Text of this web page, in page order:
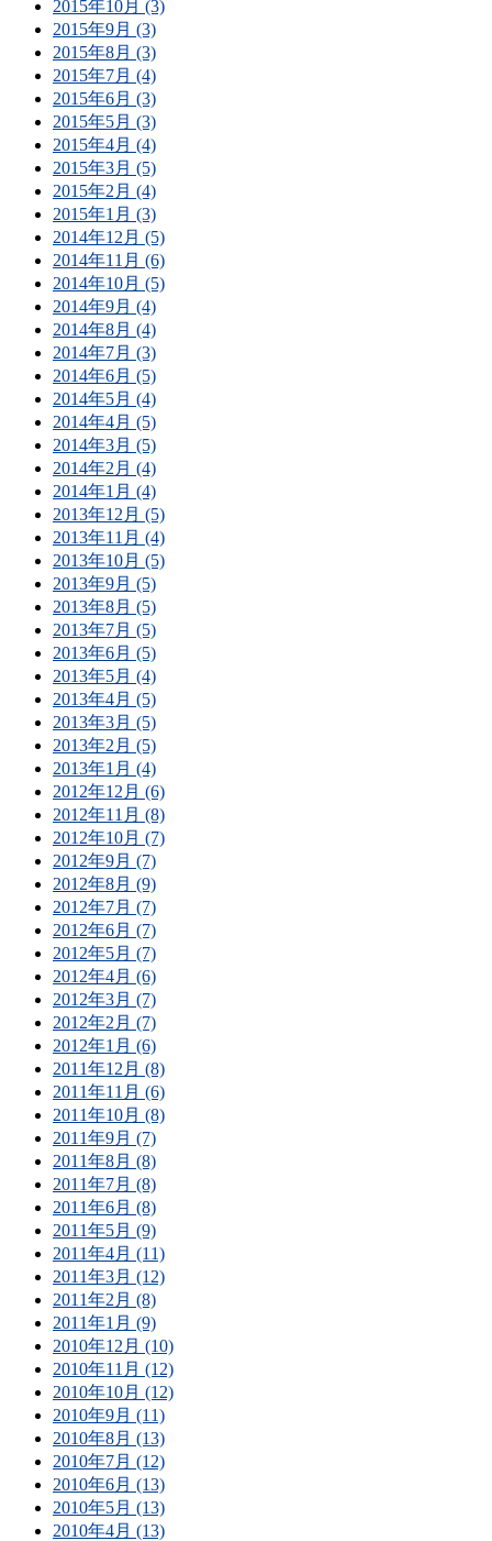
2015年10月 (3)
2015年9月 (3)
2015年8月 (3)
2015年7月 (4)
2015年6月 (3)
2015年5月 (3)
2015年4月 (4)
2015年3月 (5)
2015年2月 (4)
2015年1月 (3)
2014年12月 (5)
2014年11月 (6)
2014年10月 (5)
2014年9月 (4)
2014年8月 (4)
2014年7月 (3)
2014年6月 (5)
2014年5月 (4)
2014年4月 (5)
2014年3月 (5)
2014年2月 (4)
2014年1月 (4)
2013年12月 (5)
2013年11月 (4)
2013年10月 (5)
2013年9月 (5)
2013年8月 (5)
2013年7月 (5)
2013年6月 (5)
2013年5月 (4)
2013年4月 (5)
2013年3月 (5)
2013年2月 (5)
2013年1月 (4)
2012年12月 (6)
2012年11月 (8)
2012年10月 (7)
2012年9月 (7)
2012年8月 (9)
2012年7月 (7)
2012年6月 (7)
2012年5月 (7)
2012年4月 (6)
2012年3月 (7)
2012年2月 (7)
2012年1月 (6)
2011年12月 (8)
2011年11月 (6)
2011年10月 (8)
2011年9月 (7)
2011年8月 (8)
2011年7月 (8)
2011年6月 (8)
2011年5月 (9)
2011年4月 (11)
2011年3月 (12)
2011年2月 (8)
2011年1月 (9)
2010年12月 (10)
2010年11月 (12)
2010年10月 (12)
2010年9月 (11)
2010年8月 (13)
2010年7月 (12)
2010年6月 (13)
2010年5月 (13)
2010年4月 (13)